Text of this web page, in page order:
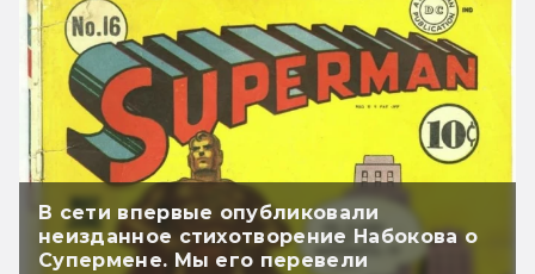
В сети впервые опубликовали
неизданное стихотворение Набокова о
Супермене. Мы его перевели